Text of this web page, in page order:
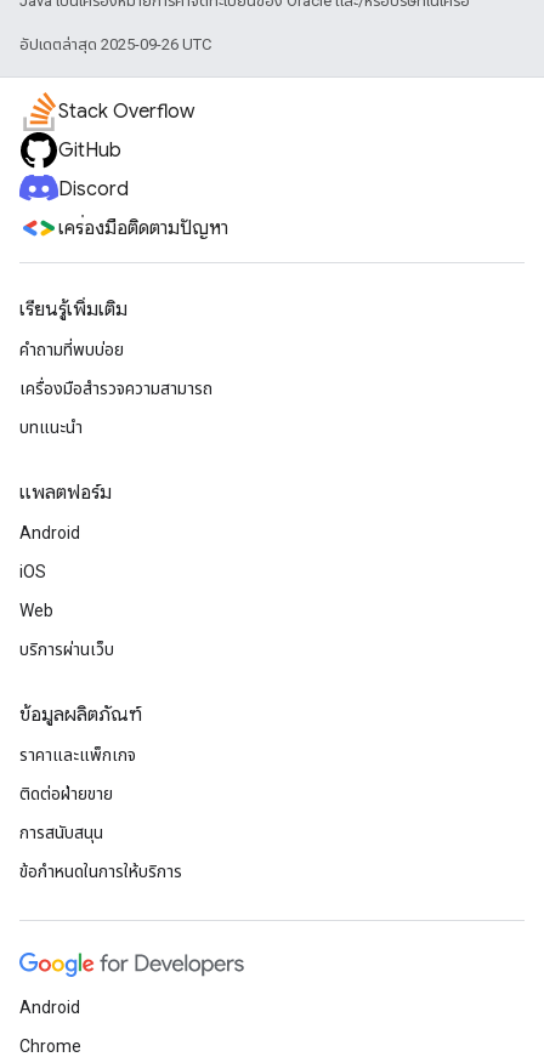
อัปเดตล่าสุด 2025-09-26 UTC
Stack Overflow
GitHub
Discord
เครื่องมือติดตามปัญหา
เรียนรู้เพิ่มเติม
คำถามที่พบบ่อย
เครื่องมือสำรวจความสามารถ
บทแนะนำ
แพลตฟอร์ม
Android
iOS
Web
บริการผ่านเว็บ
ข้อมูลผลิตภัณฑ์
ราคาและแพ็กเกจ
ติดต่อฝ่ายขาย
การสนับสนุน
ข้อกำหนดในการให้บริการ
Android
Chrome